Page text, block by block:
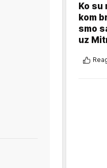
Ko su
kom
smo
uz